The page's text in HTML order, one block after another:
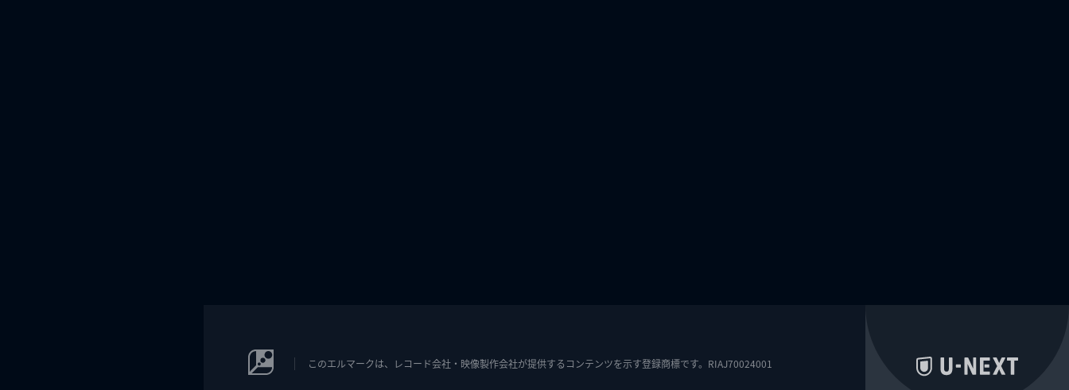
このエルマークは、レコード会社・映像製作会社が提供するコンテンツを示す登録商標です。RIAJ70024001